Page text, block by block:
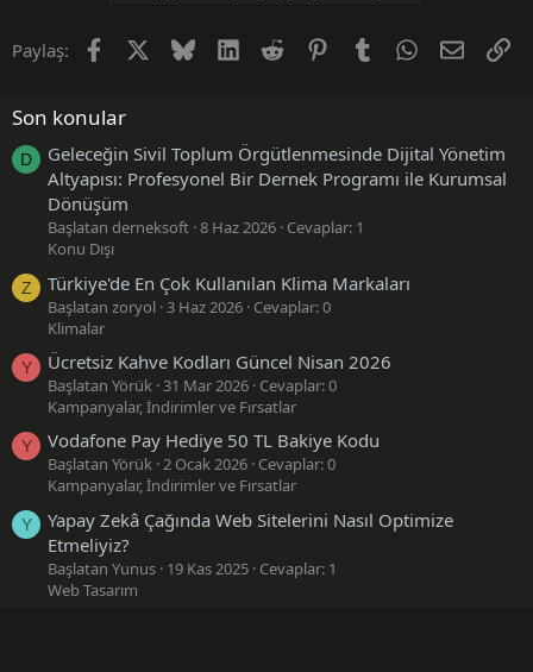
Paylaş: FacebookX (Twitter)
BlueskyLinkedInReddit PinterestTumblr WhatsApp
E-posta
Son konular
D
Geleceğin Sivil Toplum Örgütlenmesinde Dijital Yönetim
Altyapısı: Profesyonel Bir Dernek Programı ile Kurumsal
Dönüşüm
Başlatan derneksoft 8 Haz 2026 Cevaplar: 1
Konu Dışı
Z Türkiye'de En Çok Kullanılan Klima Markaları
Başlatan zoryol 3 Haz 2026 Cevaplar: 0
Klimalar
Y Ücretsiz Kahve Kodları Güncel Nisan 2026
Başlatan Yörük 31 Mar 2026 Cevaplar: 0
Kampanyalar, İndirimler ve Fırsatlar
Y Vodafone Pay Hediye 50 TL Bakiye Kodu
Başlatan Yörük 2 Ocak 2026 Cevaplar: 0
Kampanyalar, İndirimler ve Fırsatlar
Y
Yapay Zekâ Çağında Web Sitelerini Nasıl Optimize
Etmeliyiz?
Başlatan Yunus 19 Kas 2025 Cevaplar: 1
Web Tasarım